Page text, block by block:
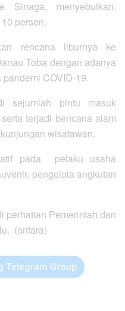
Sinaga, menyebutkan,
persen.
rencana liburnya ke
Toba dengan adanya
COVID-19.
sejumlah pintu masuk
terjadi bencana alam
wisatawan.
pada pelaku usaha
pengelola angkutan
perhatian Pemerintah dan
(antara)
Telegram Group